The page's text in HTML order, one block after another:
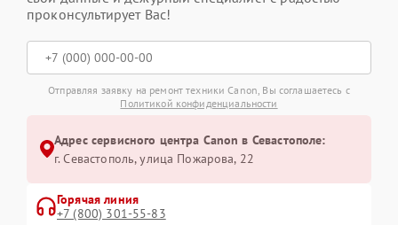
проконсультирует Вас!
Отправляя заявку на ремонт техники Canon, Вы соглашаетесь с
Политикой конфиденциальности
Адрес сервисного центра Canon в Севастополе:
г. Севастополь, улица Пожарова, 22
Горячая линия
+7 (800) 301-55-83